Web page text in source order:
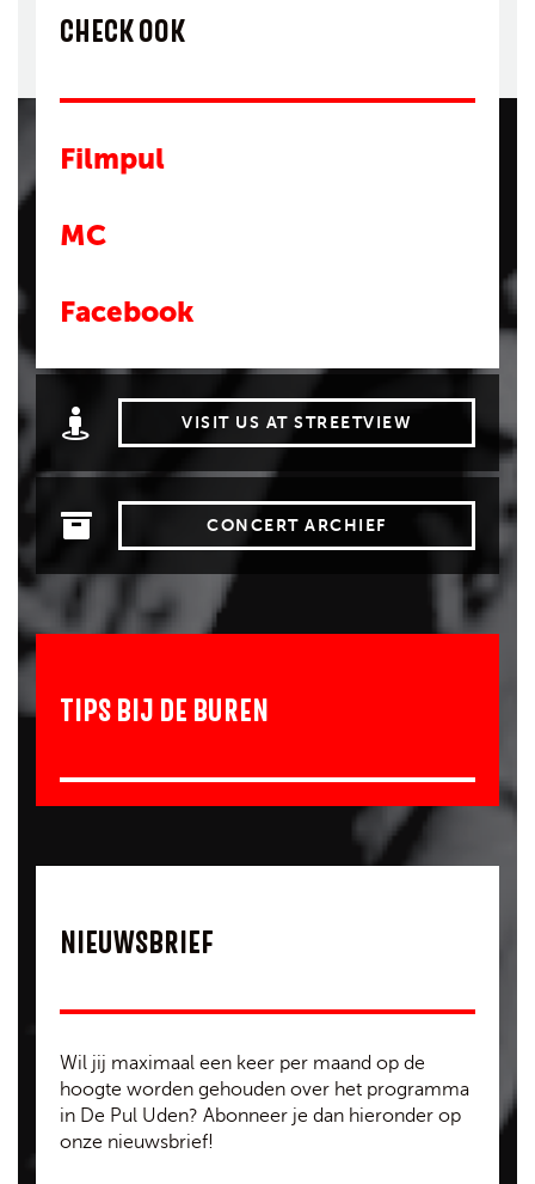
CHECK OOK
Filmpul
MC
Facebook
VISIT US AT STREETVIEW
CONCERT ARCHIEF
TIPS BIJ DE BUREN
NIEUWSBRIEF
Wil jij maximaal een keer per maand op de
hoogte worden gehouden over het programma
in De Pul Uden? Abonneer je dan hieronder op
onze nieuwsbrief!